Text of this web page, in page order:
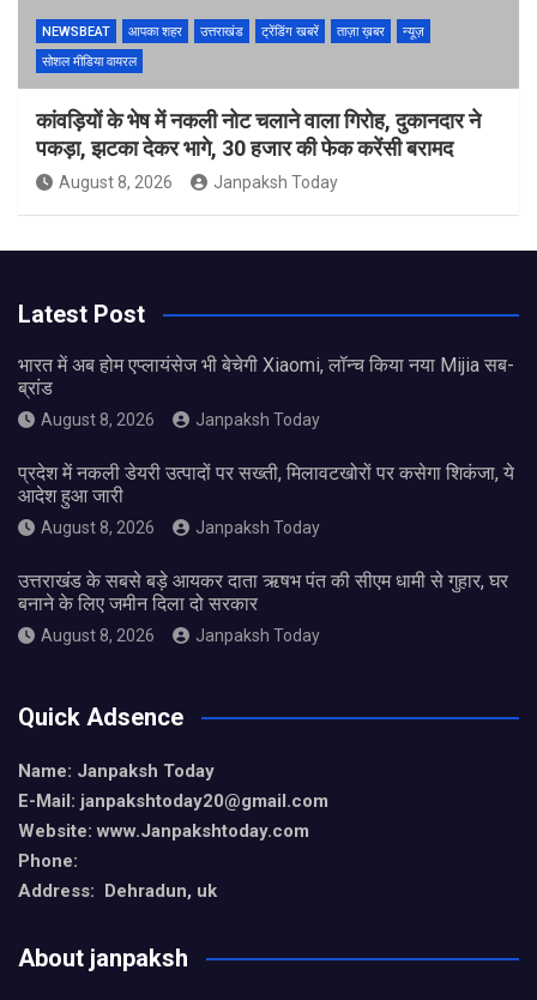
NEWSBEAT आपका शहर उत्तराखंड ट्रेंडिंग खबरें ताज़ा ख़बर
न्यूज़
सोशल मीडिया वायरल
कांवड़ियों के भेष में नकली नोट चलाने वाला गिरोह, दुकानदार ने
पकड़ा, झटका देकर भागे, 30 हजार की फेक करेंसी बरामद
August 8, 2026 Janpaksh Today
Latest Post
भारत में अब होम एप्लायंसेज भी बेचेगी Xiaomi, लॉन्च किया नया Mijia सब-
ब्रांड
August 8, 2026 Janpaksh Today
प्रदेश में नकली डेयरी उत्पादों पर सख्ती, मिलावटखोरों पर कसेगा शिकंजा, ये
आदेश हुआ जारी
August 8, 2026 Janpaksh Today
उत्तराखंड के सबसे बड़े आयकर दाता ऋषभ पंत की सीएम धामी से गुहार, घर
बनाने के लिए जमीन दिला दो सरकार
August 8, 2026 Janpaksh Today
Quick Adsence
Name: Janpaksh Today
E-Mail: janpakshtoday20@gmail.com
Website: www.Janpakshtoday.com
Phone:
Address: Dehradun, uk
About janpaksh